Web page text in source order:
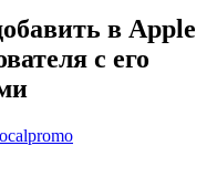
в Apple
с его